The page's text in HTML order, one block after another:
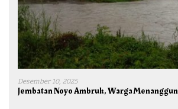
Desember 10, 2025
Jembatan Noyo Ambruk, Warga